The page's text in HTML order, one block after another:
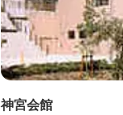
神宮会館